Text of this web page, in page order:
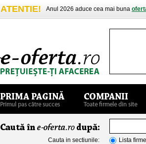
ATENTIE! Anul 2026 aduce cea mai buna
Cauta in sectiunile: Lista firme